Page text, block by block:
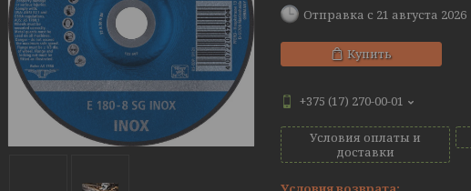
Отправка с 21 августа 2026
Купить
+375 (17) 270-00-01
Условия оплаты и
доставки